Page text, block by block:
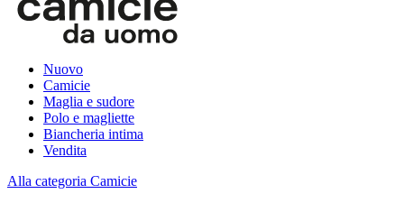
Nuovo
Camicie
Maglia e sudore
Polo e magliette
Biancheria intima
Vendita
Alla categoria Camicie